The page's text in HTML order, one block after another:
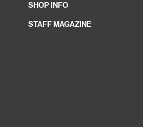
SHOP INFO
STAFF MAGAZINE